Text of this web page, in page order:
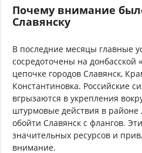
Почему внимание
Славянску
В последние месяцы главные
сосредоточены на донбасской
цепочке городов Славянск,
Константиновка. Российские
вгрызаются в укрепления
штурмовые действия в
обойти Славянск с флангов.
значительных ресурсов и
внимание.